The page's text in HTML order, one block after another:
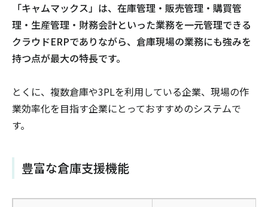
「キャムマックス」は、在庫管理・販売管理・購買管
理・生産管理・財務会計といった業務を一元管理できる
クラウドERPでありながら、倉庫現場の業務にも強みを
持つ点が最大の特長です。
とくに、複数倉庫や3PLを利用している企業、現場の作
業効率化を目指す企業にとっておすすめのシステムで
す。
豊富な倉庫支援機能